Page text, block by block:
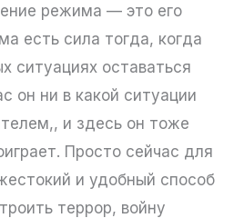
режима — это его
есть сила тогда, когда
ситуациях оставаться
он ни в какой ситуации
и здесь он тоже
Просто сейчас для
и удобный способ
террор, войну